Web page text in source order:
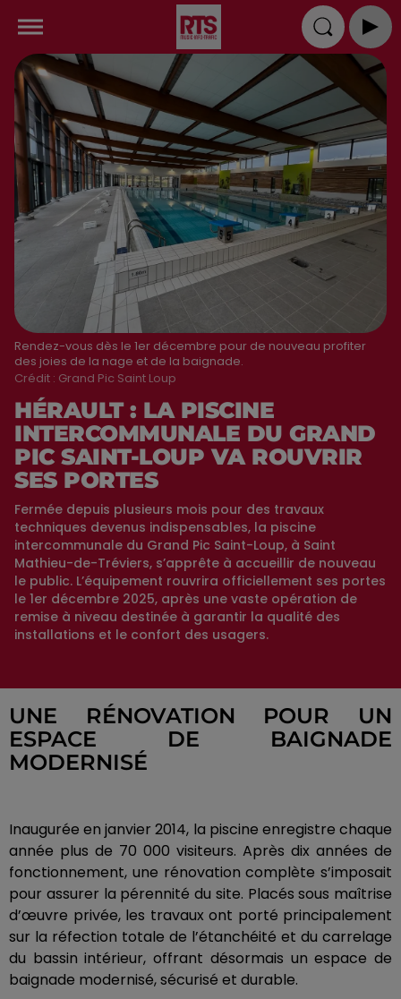
Rendez-vous dès le 1er décembre pour de nouveau profiter
des joies de la nage et de la baignade.
Crédit : Grand Pic Saint Loup
HÉRAULT : LA PISCINE
INTERCOMMUNALE DU GRAND
PIC SAINT-LOUP VA ROUVRIR
SES PORTES
Fermée depuis plusieurs mois pour des travaux
techniques devenus indispensables, la piscine
intercommunale du Grand Pic Saint-Loup, à Saint
Mathieu-de-Tréviers, s’apprête à accueillir de nouveau
le public. L’équipement rouvrira officiellement ses portes
le 1er décembre 2025, après une vaste opération de
remise à niveau destinée à garantir la qualité des
installations et le confort des usagers.
UNE RÉNOVATION POUR UN
ESPACE DE BAIGNADE
MODERNISÉ
Inaugurée en janvier 2014, la piscine enregistre chaque
année plus de 70 000 visiteurs. Après dix années de
fonctionnement, une rénovation complète s’imposait
pour assurer la pérennité du site. Placés sous maîtrise
d’œuvre privée, les travaux ont porté principalement
sur la réfection totale de l’étanchéité et du carrelage
du bassin intérieur, offrant désormais un espace de
baignade modernisé, sécurisé et durable.